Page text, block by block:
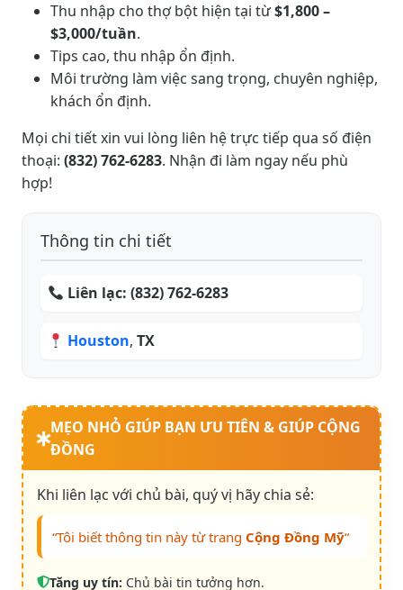
Thu nhập cho thợ bột hiện tại từ$1,800 –
$3,000/tuần.
Tips cao, thu nhập ổn định.
Môi trường làm việc sang trọng, chuyên nghiệp,
khách ổn định.
Mọi chi tiết xin vui lòng liên hệ trực tiếp qua số điện
thoại: (832) 762-6283. Nhận đi làm ngay nếu phù
hợp!
Thông tin chi tiết
Liên lạc:(832) 762-6283
Houston,TX
MẸO NHỎ GIÚP BẠN ƯU TIÊN & GIÚP CỘNG
ĐỒNG
Khi liên lạc với chủ bài, quý vị hãy chia sẻ:
“Tôi biết thông tin này từ trang Cộng Đồng Mỹ“
Tăng uy tín: Chủ bài tin tưởng hơn.